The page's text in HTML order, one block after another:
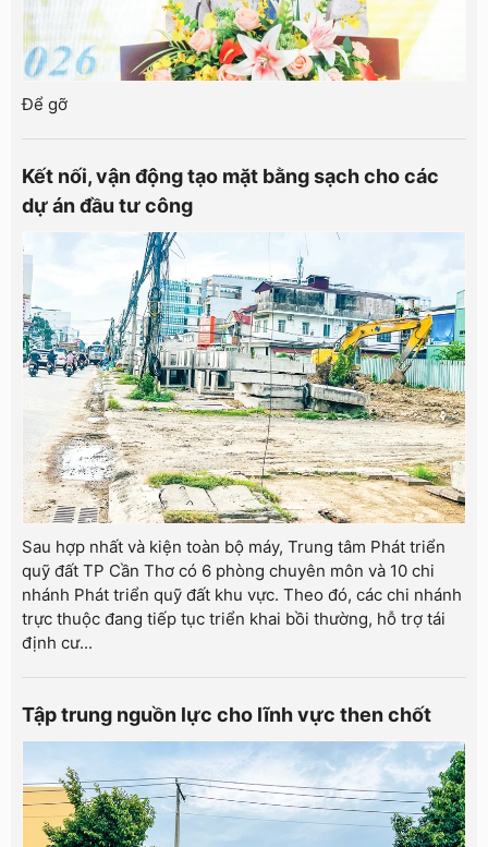
Để gỡ
Kết nối, vận động tạo mặt bằng sạch cho các
dự án đầu tư công
Sau hợp nhất và kiện toàn bộ máy, Trung tâm Phát triển
quỹ đất TP Cần Thơ có 6 phòng chuyên môn và 10 chi
nhánh Phát triển quỹ đất khu vực. Theo đó, các chi nhánh
trực thuộc đang tiếp tục triển khai bồi thường, hỗ trợ tái
định cư...
Tập trung nguồn lực cho lĩnh vực then chốt